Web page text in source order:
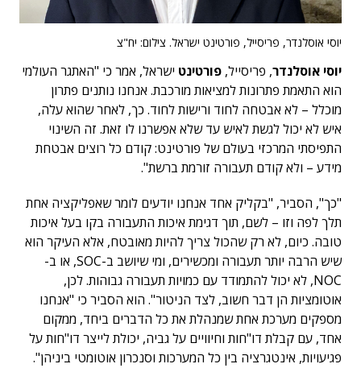
יוסי אוסלנדר, פריסייל, פורטינט ישראל. צילום: יח"צ
יוסי אוסלנדר, פריסייל, פורטינט ישראל, אמר כי "האתגר העולמי
הוא התאמת פתרונות למציאות מורכבת. אנחנו נותנים פתרון
מוכלל – לא אבטחה לחוד ורישות לחוד. כך, לאחר שהוא עלה,
איש לא יכול לגשת לאיש עד שלא אפשרנו לו זאת. זה השינוי
התפיסתי המרכזי בעולם של פורטינט: קודם כל רוצים אבטחת
מידע – ולא קודם תעבורה זורמת ברשת".
"כך", הסביר, "בקליק אחד אנחנו יודעים לומר שאפליקציה אחת
תלך לפה וזו – לשם, תוך דגימת איכות התעבורה בקו בעל איכות
טובה. כיום, לא רק שהכול צריך להיות מאובטח, אלא העיקר הוא
שיש הרבה יותר תעבורה ומכשירים, ומי שיושב ב-SOC, או ב-
NOC, לא יכול להתמודד עם כמויות תעבורה גבוהות. לכן,
אוטומציות הן דבר חשוב, לצד הניטור". הוא הסביר כי "אנחנו
מספקים מערכת אחת שמנהלת את כל הדברים ביחד, ממקום
אחד, עם קבלת דו"חות וחיוויים על גביה, יכולת לייצר דו"חות על
פגיעויות, אינטגרציה בין כל המערכות וסנכרון אוטומטי ביניהן".